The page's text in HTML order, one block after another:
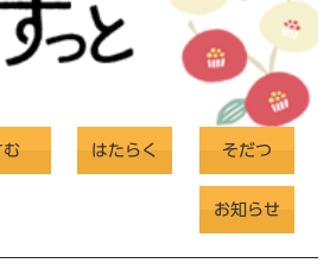
む はたらく そだつ
お知らせ